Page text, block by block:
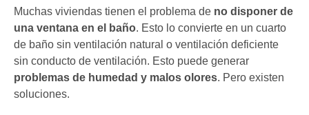
Muchas viviendas tienen el problema de no disponer de
una ventana en el baño. Esto lo convierte en un cuarto
de baño sin ventilación natural o ventilación deficiente
sin conducto de ventilación. Esto puede generar
problemas de humedad y malos olores. Pero existen
soluciones.